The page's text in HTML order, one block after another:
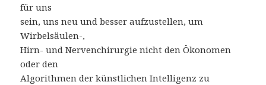
für uns
sein, uns neu und besser aufzustellen, um
Wirbelsäulen-,
Hirn- und Nervenchirurgie nicht den Ökonomen
oder den
Algorithmen der künstlichen Intelligenz zu